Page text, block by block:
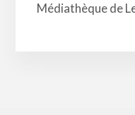
Médiathèque de